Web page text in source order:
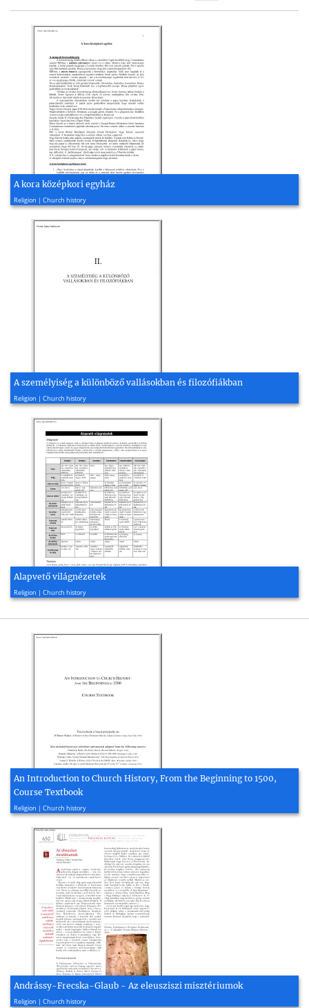
A kora középkori egyház
Religion | Church history
A személyiség a különböző vallásokban és filozófiákban
Religion | Church history
Alapvető világnézetek
Religion | Church history
An Introduction to Church History, From the Beginning to 1500,
Course Textbook
Religion | Church history
Andrássy-Frecska-Glaub - Az eleusziszi misztériumok
Religion | Church history